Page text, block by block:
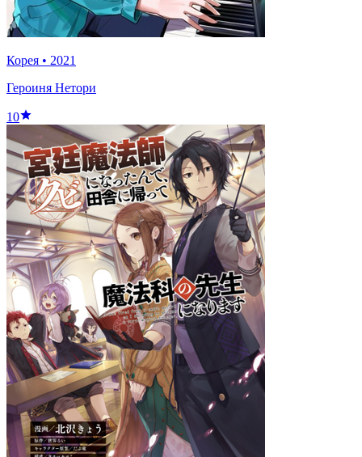
Корея • 2021
Героиня Нетори
10